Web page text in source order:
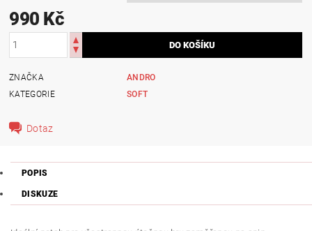
990 Kč
ZNAČKA
ANDRO
KATEGORIE
SOFT
Dotaz
POPIS
DISKUZE